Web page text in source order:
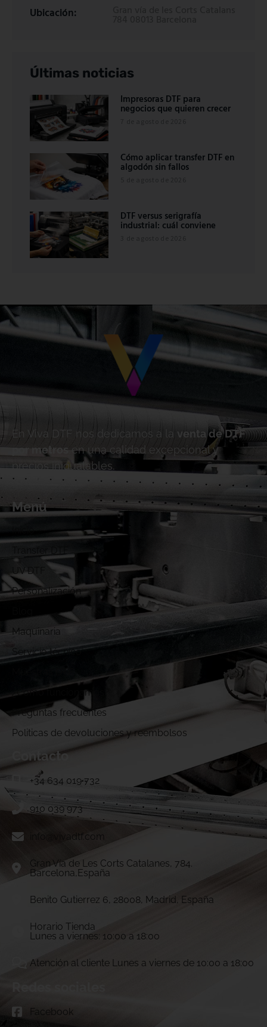
Ubicación:
Últimas noticias
Impresoras DTF para
negocios que quieren crecer
Cómo aplicar transfer DTF en
algodón sin fallos
DTF versus serigrafía
industrial: cuál conviene
En Viva DTF nos dedicamos a la
venta de DTF
por metros
en una calidad excepcional y
precios inigualables.
Menú
UV DTF
Personalización
Maquinaria
Servicio técnico
¿Cómo funcionamos?
Preguntas frecuentes
Politicas de devoluciones y reembolsos
Contacto
+34 634 019 732
910 039 973
info@vivadtf.com
Gran Vía de Les Corts Catalanes, 784.
Barcelona,España
Benito Gutierrez 6, 28008, Madrid, España
Horario Tienda
Lunes a viernes: 10:00 a 18:00
Atención al cliente Lunes a viernes de 10:00 a 18:00
Facebook